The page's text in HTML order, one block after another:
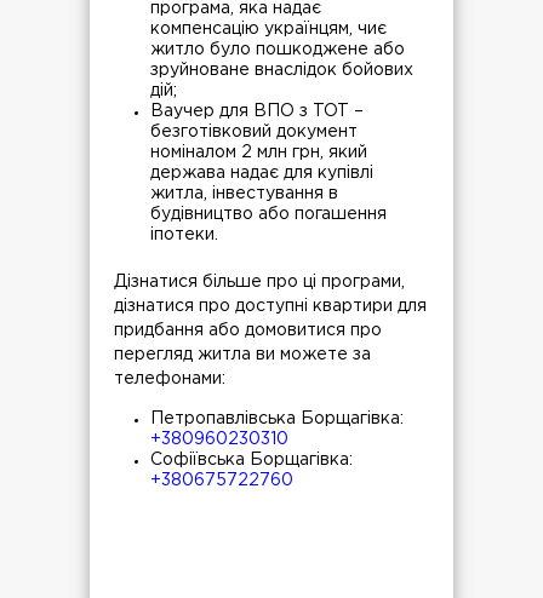
програма, яка надає
компенсацію українцям, чиє
житло було пошкоджене або
зруйноване внаслідок бойових
дій;
Ваучер для ВПО з ТОТ –
безготівковий документ
номіналом 2 млн грн, який
держава надає для купівлі
житла, інвестування в
будівництво або погашення
іпотеки.
Дізнатися більше про ці програми,
дізнатися про доступні квартири для
придбання або домовитися про
перегляд житла ви можете за
телефонами:
Петропавлівська Борщагівка:
+380960230310
Софіївська Борщагівка:
+380675722760